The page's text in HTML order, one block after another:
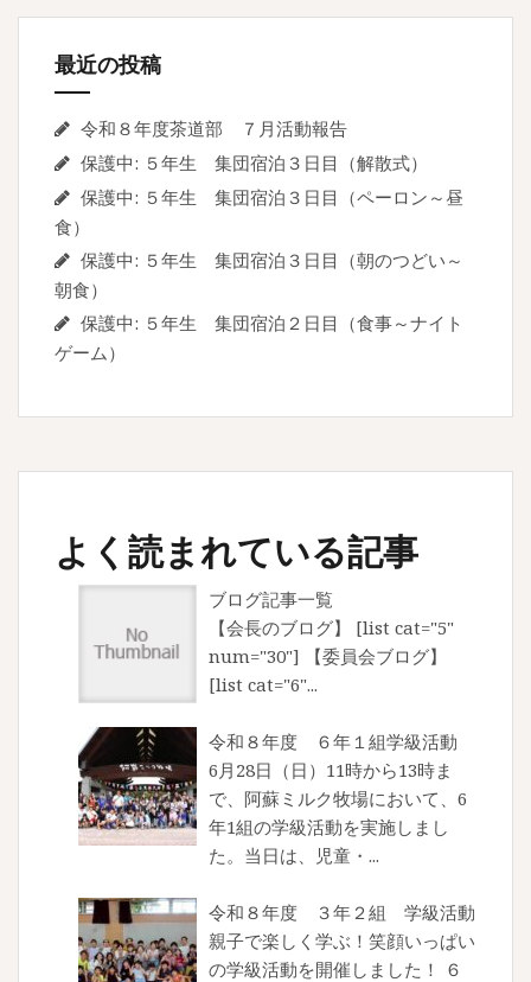
ン
最近の投稿
令和８年度茶道部 ７月活動報告
保護中: ５年生 集団宿泊３日目（解散式）
保護中: ５年生 集団宿泊３日目（ペーロン～昼
食）
保護中: ５年生 集団宿泊３日目（朝のつどい～
朝食）
保護中: ５年生 集団宿泊２日目（食事～ナイト
ゲーム）
よく読まれている記事
ブログ記事一覧
【会長のブログ】 [list cat="5"
num="30"] 【委員会ブログ】
[list cat="6"...
令和８年度 ６年１組学級活動
6月28日（日）11時から13時ま
で、阿蘇ミルク牧場において、6
年1組の学級活動を実施しまし
た。当日は、児童・...
令和８年度 ３年２組 学級活動
親子で楽しく学ぶ！笑顔いっぱい
の学級活動を開催しました！ ６